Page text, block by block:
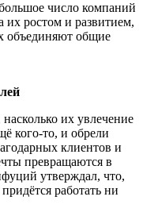
число компаний
их ростом и развитием,
объединяют общие
их увлечение
кого-то, и обрели
клиентов и
превращаются в
утверждал, что,
работать ни